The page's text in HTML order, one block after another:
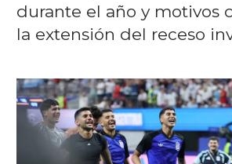
durante el año y motivos
la extensión del receso